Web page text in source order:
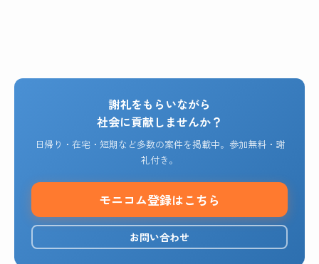
謝礼をもらいながら
社会に貢献しませんか？
日帰り・在宅・短期など多数の案件を掲載中。参加無料・謝
礼付き。
モニコム登録はこちら
お問い合わせ